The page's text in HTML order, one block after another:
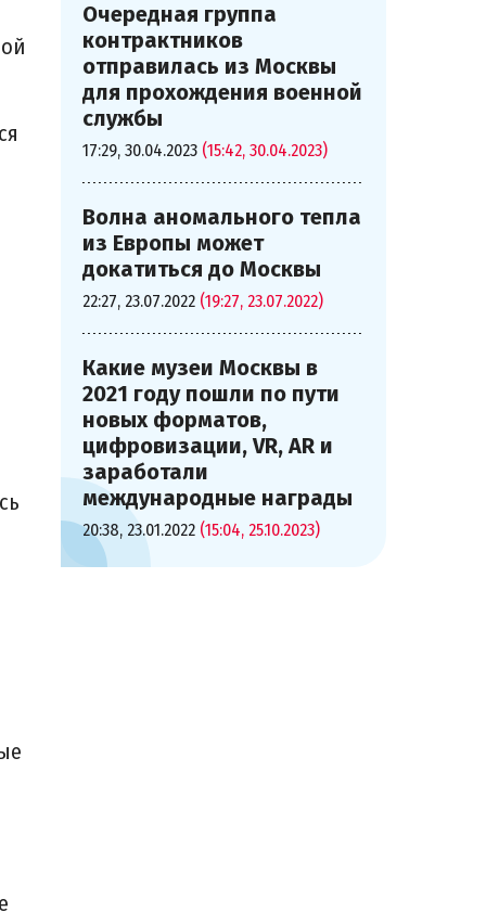
Очередная группа
контрактников
отправилась из Москвы
для прохождения военной
службы
17:29, 30.04.2023 (15:42, 30.04.2023)
Волна аномального тепла
из Европы может
докатиться до Москвы
22:27, 23.07.2022 (19:27, 23.07.2022)
Какие музеи Москвы в
2021 году пошли по пути
новых форматов,
цифровизации, VR, AR и
заработали
международные награды
20:38, 23.01.2022 (15:04, 25.10.2023)